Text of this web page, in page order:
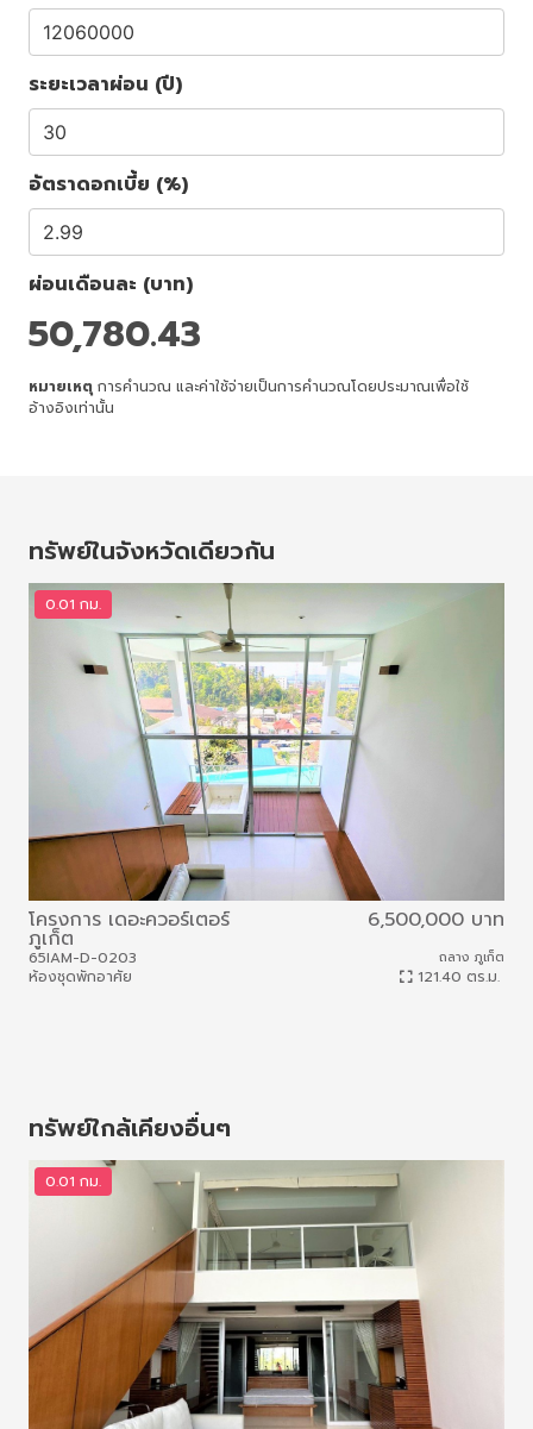
ระยะเวลาผ่อน (ปี)
อัตราดอกเบี้ย (%)
ผ่อนเดือนละ (บาท)
50,780.43
หมายเหตุ การคำนวณ และค่าใช้จ่ายเป็นการคำนวณโดยประมาณเพื่อใช้
อ้างอิงเท่านั้น
ทรัพย์ในจังหวัดเดียวกัน
0.01 กม.
โครงการ เดอะควอร์เตอร์
ภูเก็ต
6,500,000 บาท
65IAM-D-0203
ห้องชุดพักอาศัย
ถลาง ภูเก็ต
121.40 ตร.ม.
ทรัพย์ใกล้เคียงอื่นๆ
0.01 กม.